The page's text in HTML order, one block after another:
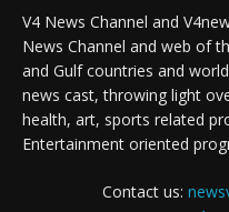
V4 News Channel and
News Channel and web of
and Gulf countries and
news cast, throwing light
health, art, sports related
Entertainment oriented
Contact us: